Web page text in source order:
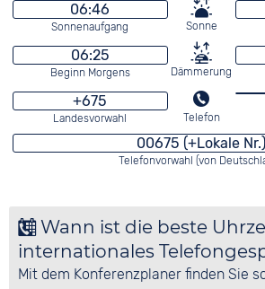
06:46
Sonnenaufgang Sonne
06:25
Beginn Morgens Dämmerung
+675
Landesvorwahl Telefon
00675 (+Lokale Nr.)
Telefonvorwahl (von
Wann ist die beste
internationales
Mit dem Konferenzplaner finden Sie